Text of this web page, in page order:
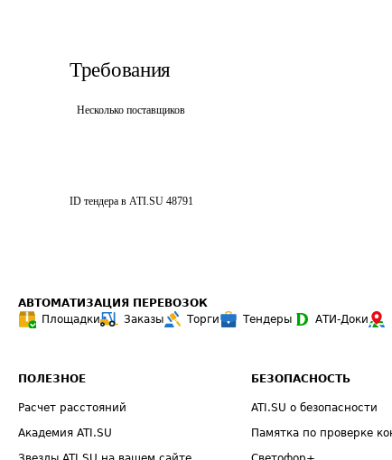
Требования
Несколько поставщиков
ID тендера в ATI.SU 48791
АВТОМАТИЗАЦИЯ ПЕРЕВОЗОК
Площадки
Заказы Торги Тендеры АТИ-Доки
ПОЛЕЗНОЕ
Расчет расстояний
Академия ATI.SU
БЕЗОПАСНОСТЬ
ATI.SU о безопасности
Памятка по проверке